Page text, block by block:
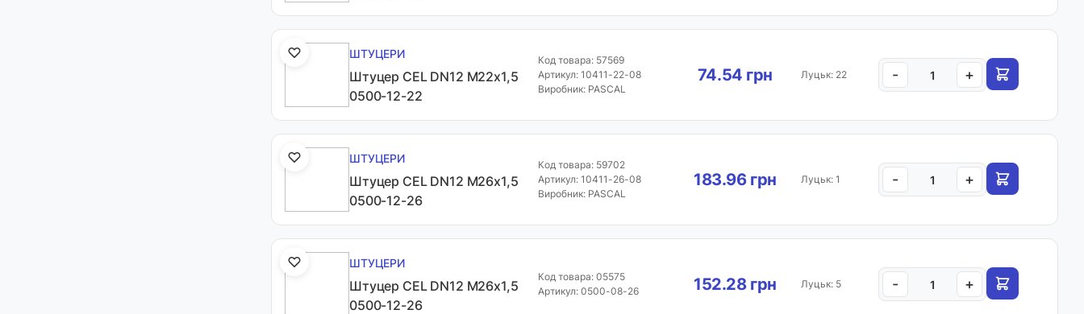
ШТУЦЕРИ
Штуцер CEL DN12 М22х1,5
0500-12-22
Код товара: 57569
Артикул: 10411-22-08
Виробник: PASCAL
74.54 грн Луцьк: 22 - +
ШТУЦЕРИ
Штуцер CEL DN12 М26х1,5
0500-12-26
Код товара: 59702
Артикул: 10411-26-08
Виробник: PASCAL
183.96 грн Луцьк: 1 - +
ШТУЦЕРИ
Штуцер CEL DN12 М26х1,5
0500-12-26
Код товара: 05575
Артикул: 0500-08-26
152.28 грн Луцьк: 5 - +